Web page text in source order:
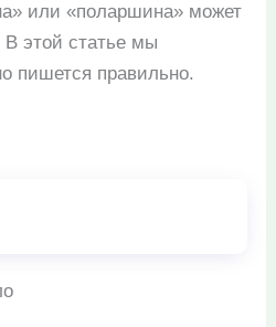
или «поларшина» может
В этой статье мы
пишется правильно.